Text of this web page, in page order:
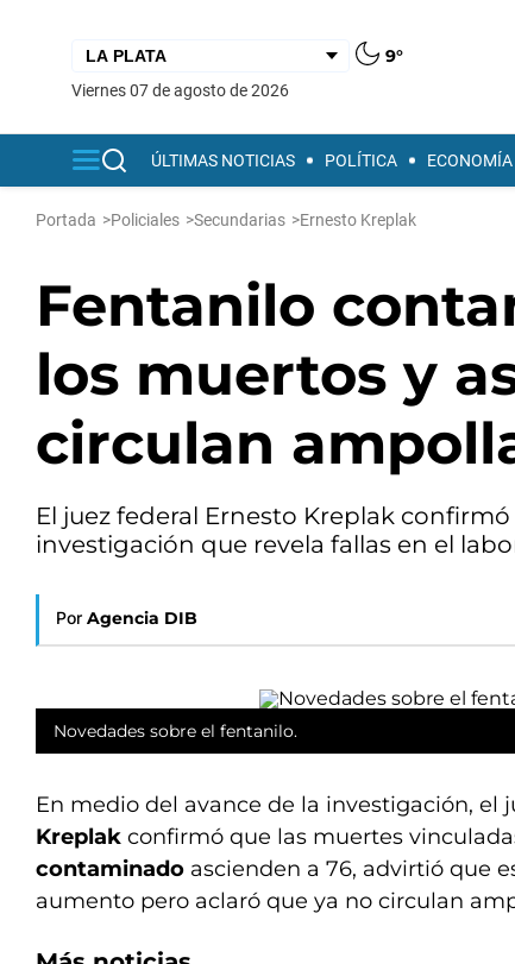
9°
viernes 07 de agosto de 2026
ÚLTIMAS NOTICIAS POLÍTICA ECONOMÍA
Portada >Policiales >Secundarias >Ernesto Kreplak
Fentanilo
los muertos y
circulan
El juez federal Ernesto Kreplak
investigación que revela fallas en el
Por Agencia DIB
Novedades sobre el fentanilo.
En medio del avance de la investigación, el
Kreplak confirmó que las muertes
contaminado ascienden a 76, advirtió que
aumento pero aclaró que ya no circulan